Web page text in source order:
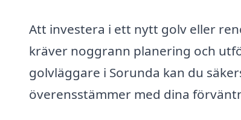
Att investera i ett nytt golv eller
kräver noggrann planering och
golvläggare i Sorunda kan du
överensstämmer med dina